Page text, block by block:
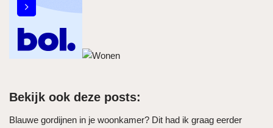
Bekijk ook deze posts:
Blauwe gordijnen in je woonkamer? Dit had ik graag eerder